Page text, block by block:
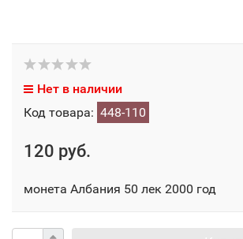
Нет в наличии
Код товара: 448-110
120 руб.
монета Албания 50 лек 2000 год